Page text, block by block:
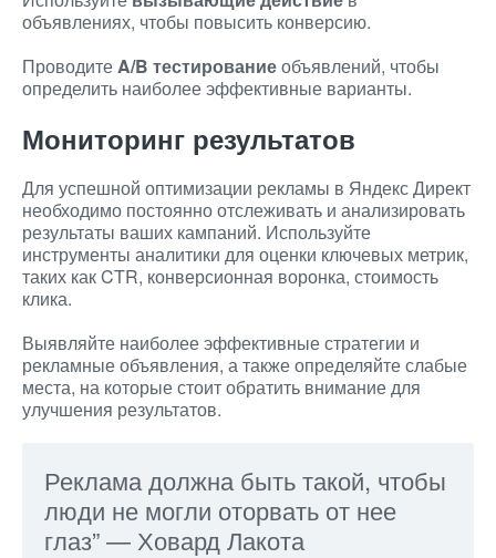
объявлениях, чтобы повысить конверсию.
ПроводитеA/B тестированиеобъявлений, чтобы
определить наиболее эффективные варианты.
Мониторинг результатов
Для успешной оптимизации рекламы в Яндекс Директ
необходимо постоянно отслеживать и анализировать
результаты ваших кампаний. Используйте
инструменты аналитики для оценки ключевых метрик,
таких как CTR, конверсионная воронка, стоимость
клика.
Выявляйте наиболее эффективные стратегии и
рекламные объявления, а также определяйте слабые
места, на которые стоит обратить внимание для
улучшения результатов.
Реклама должна быть такой, чтобы
люди не могли оторвать от нее
глаз” — Ховард Лакота